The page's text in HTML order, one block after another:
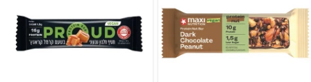
למתעמלים.